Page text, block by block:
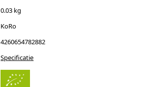
0.03 kg
KoRo
4260654782882
Specificatie